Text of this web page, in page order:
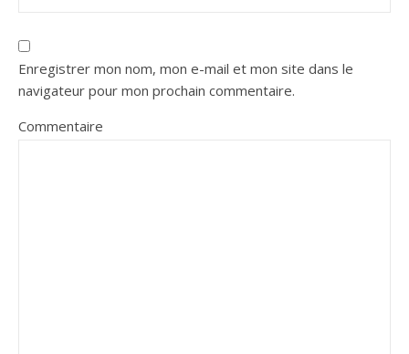
Enregistrer mon nom, mon e-mail et mon site dans le
navigateur pour mon prochain commentaire.
Commentaire